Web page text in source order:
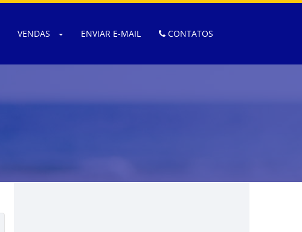
VENDAS ENVIAR E-MAIL CONTATOS